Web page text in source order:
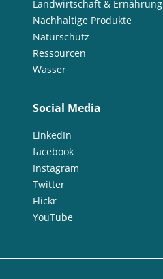
Landwirtschaft & Ernährung
Nachhaltige Produkte
Naturschutz
Ressourcen
Wasser
Social Media
LinkedIn
facebook
Instagram
Twitter
Flickr
YouTube